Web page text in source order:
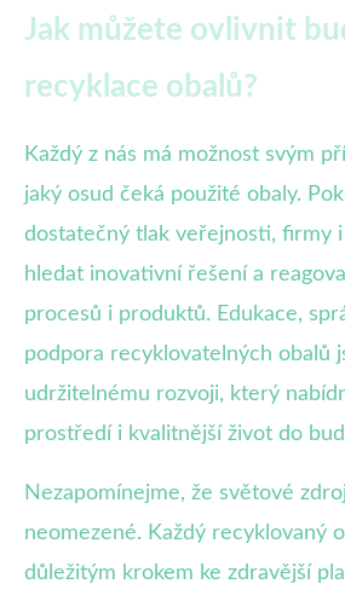
Jak můžete ovlivnit
recyklace obalů?
Každý z nás má možnost svým
jaký osud čeká použité obaly.
dostatečný tlak veřejnosti, firmy
hledat inovativní řešení a
procesů i produktů. Edukace,
podpora recyklovatelných obalů
udržitelnému rozvoji, který
prostředí i kvalitnější život do
Nezapomínejme, že světové
neomezené. Každý recyklovaný
důležitým krokem ke zdravější